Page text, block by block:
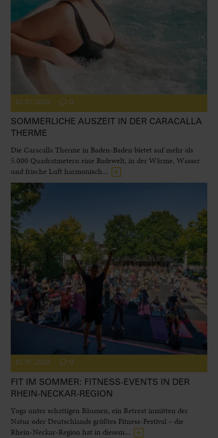
01.07.2026 0
SOMMERLICHE AUSZEIT IN DER CARACALLA
THERME
Die Caracalla Therme in Baden-Baden bietet auf mehr als
5.000 Quadratmetern eine Badewelt, in der Wärme, Wasser
und frische Luft harmonisch...
01.07.2026 0
FIT IM SOMMER: FITNESS-EVENTS IN DER
RHEIN-NECKAR-REGION
Yoga unter schattigen Bäumen, ein Retreat inmitten der
Natur oder Deutschlands größtes Fitness-Festival – die
Rhein-Neckar-Region hat in diesem...